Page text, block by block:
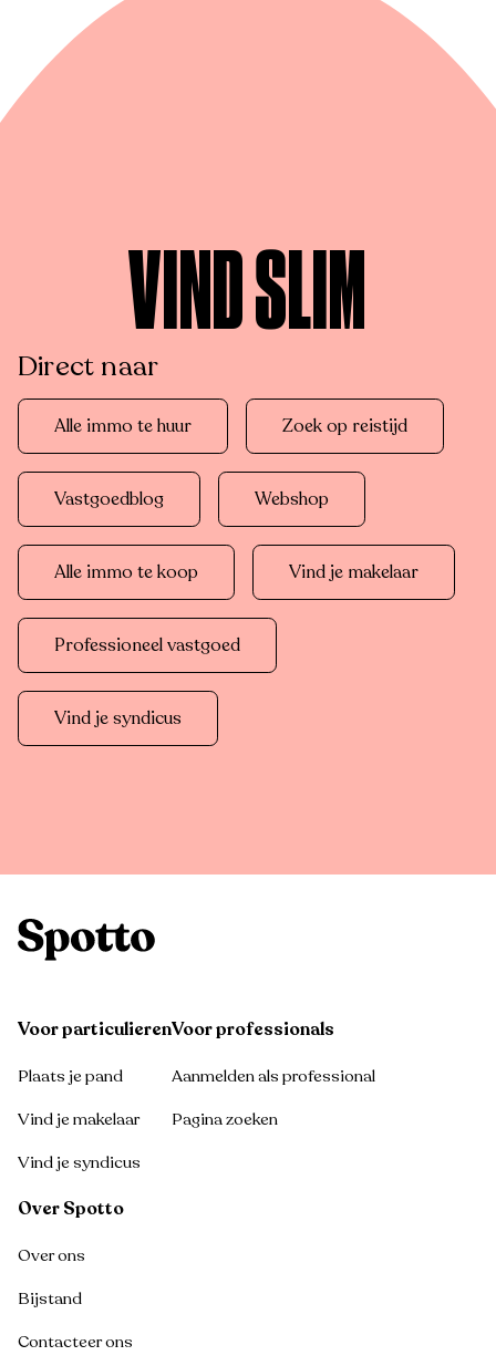
VIND SLIM
Direct naar
Alle immo te huur Zoek op reistijd
Vastgoedblog Webshop
Alle immo te koop Vind je makelaar
Professioneel vastgoed
Vind je syndicus
Voor particulieren
Plaats je pand
Vind je makelaar
Vind je syndicus
Voor professionals
Aanmelden als professional
Pagina zoeken
Over Spotto
Over ons
Bijstand
Contacteer ons